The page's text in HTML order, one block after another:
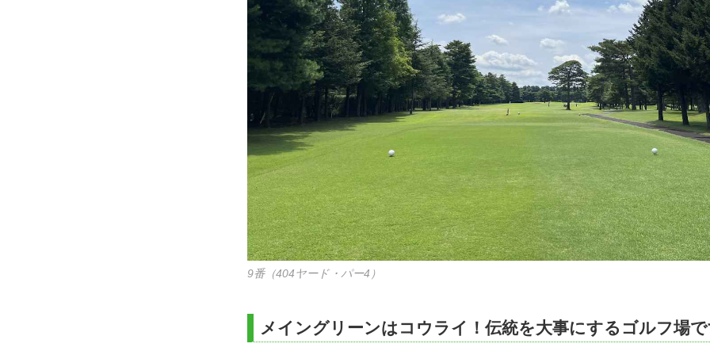
9番（404ヤード・パー4）
メイングリーンはコウライ！伝統を大事にするゴルフ場